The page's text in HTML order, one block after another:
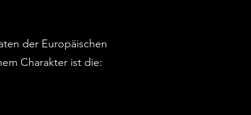
der Europäischen
Charakter ist die: